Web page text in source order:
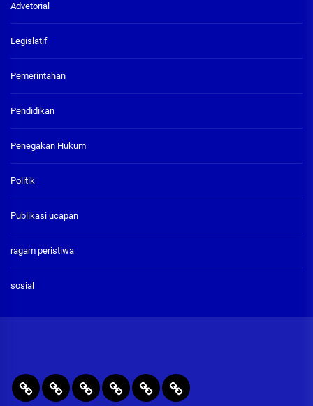
Advetorial
Legislatif
Pemerintahan
Pendidikan
Penegakan Hukum
Politik
Publikasi ucapan
ragam peristiwa
sosial
BERITA RAGAM PENEGAKANPENDIDIKAN
PublikasiADVETORIAL